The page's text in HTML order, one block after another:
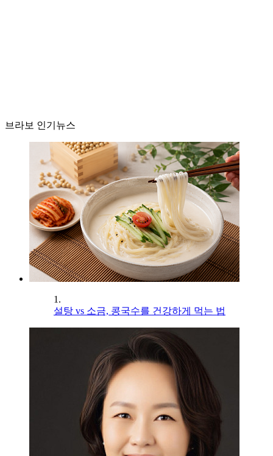
브라보 인기뉴스
1.
설탕 vs 소금, 콩국수를 건강하게 먹는 법